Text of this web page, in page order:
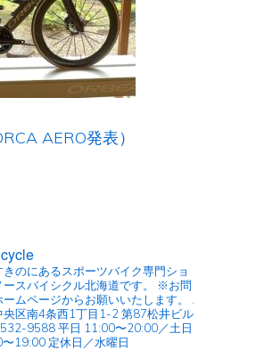
AERO発表）
のにあるスポーツバイク専門ショ
ースバイシクル北海道です。
※お問
ムページからお願いいたします。
央区南4条西1丁目1-2 第87松井ビル
9588平日 11:00〜20:00／土日
19:00定休日／水曜日